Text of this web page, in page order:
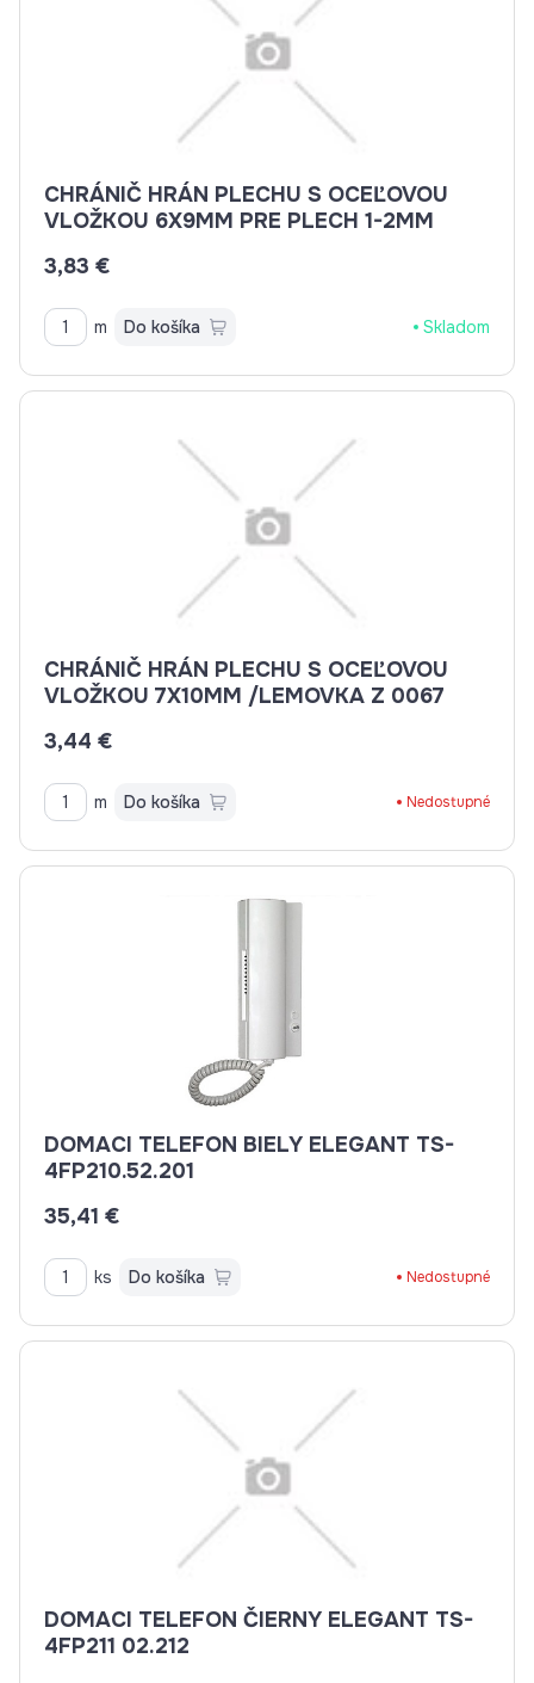
CHRÁNIČ HRÁN PLECHU S OCEĽOVOU
VLOŽKOU 6X9MM PRE PLECH 1-2MM
3,83 €
m Do košíka Skladom
CHRÁNIČ HRÁN PLECHU S OCEĽOVOU
VLOŽKOU 7X10MM /LEMOVKA Z 0067
3,44 €
m Do košíka Nedostupné
DOMACI TELEFON BIELY ELEGANT TS-
4FP210.52.201
35,41 €
ks Do košíka Nedostupné
DOMACI TELEFON ČIERNY ELEGANT TS-
4FP211 02.212